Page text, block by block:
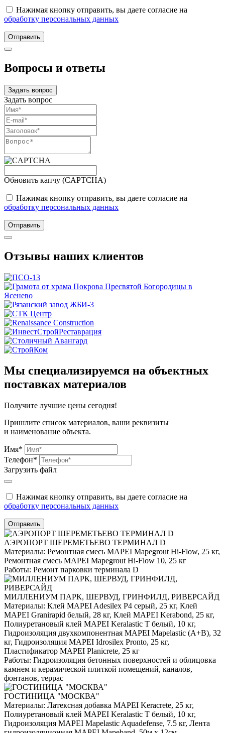
Нажимая кнопку отправить, вы даете согласие на
обработку персональных данных
Отправить
Вопросы и ответы
Задать вопрос
Задать вопрос
Обновить капчу (CAPTCHA)
Нажимая кнопку отправить, вы даете согласие на
обработку персональных данных
Отправить
Отзывы наших клиентов
Мы специализируемся на объектных
поставках материалов
Получите лучшие цены сегодня!
Пришлите список материалов, ваши реквизиты
и наименование объекта.
Имя*
Телефон*
Загрузить файл
Нажимая кнопку отправить, вы даете согласие на
обработку персональных данных
Отправить
АЭРОПОРТ ШЕРЕМЕТЬЕВО ТЕРМИНАЛ D
Материалы: Ремонтная смесь MAPEI Mapegrout Hi-Flow, 25 кг,
Ремонтная смесь MAPEI Mapegrout Hi-Flow 10, 25 кг
Работы: Ремонт парковки терминала D
МИЛЛЕНИУМ ПАРК, ШЕРВУД, ГРИНФИЛД, РИВЕРСАЙД
Материалы: Клей MAPEI Adesilex P4 серый, 25 кг, Клей
MAPEI Granirapid белый, 28 кг, Клей MAPEI Kerabond, 25 кг,
Полиуретановый клей MAPEI Keralastic T белый, 10 кг,
Гидроизоляция двухкомпонентная MAPEI Mapelastic (А+B), 32
кг, Гидроизоляция MAPEI Idrosilex Pronto, 25 кг,
Пластификатор MAPEI Planicrete, 25 кг
Работы: Гидроизоляция бетонных поверхностей и облицовка
камнем и керамической плиткой помещений, каналов,
фонтанов, террас
ГОСТИНИЦА "МОСКВА"
Материалы: Латексная добавка MAPEI Keracrete, 25 кг,
Полиуретановый клей MAPEI Keralastic T белый, 10 кг,
Гидроизоляция MAPEI Mapelastic Aquadefense, 7.5 кг, Лента